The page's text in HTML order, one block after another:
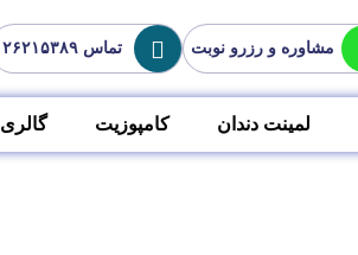
مشاوره و رزرو نوبت تماس ۲۶۲۱۵۳۸۹
لمینت دندان کامپوزیت گالری